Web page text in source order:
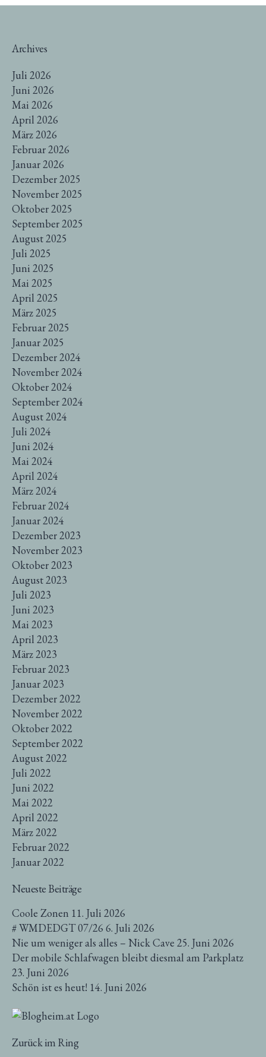
Archives
Juli 2026
Juni 2026
Mai 2026
April 2026
März 2026
Februar 2026
Januar 2026
Dezember 2025
November 2025
Oktober 2025
September 2025
August 2025
Juli 2025
Juni 2025
Mai 2025
April 2025
März 2025
Februar 2025
Januar 2025
Dezember 2024
November 2024
Oktober 2024
September 2024
August 2024
Juli 2024
Juni 2024
Mai 2024
April 2024
März 2024
Februar 2024
Januar 2024
Dezember 2023
November 2023
Oktober 2023
August 2023
Juli 2023
Juni 2023
Mai 2023
April 2023
März 2023
Februar 2023
Januar 2023
Dezember 2022
November 2022
Oktober 2022
September 2022
August 2022
Juli 2022
Juni 2022
Mai 2022
April 2022
März 2022
Februar 2022
Januar 2022
Neueste Beiträge
Coole Zonen 11. Juli 2026
# WMDEDGT 07/26 6. Juli 2026
Nie um weniger als alles – Nick Cave 25. Juni 2026
Der mobile Schlafwagen bleibt diesmal am Parkplatz
23. Juni 2026
Schön ist es heut! 14. Juni 2026
Zurück im Ring